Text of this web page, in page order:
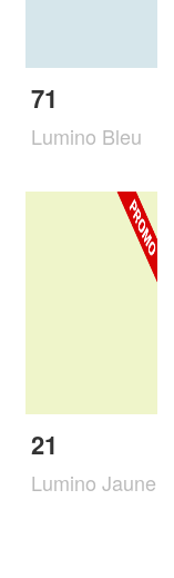
71
Lumino Bleu
21
Lumino Jaune